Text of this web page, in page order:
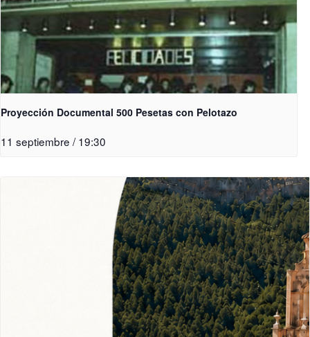
Proyección Documental 500 Pesetas con Pelotazo
11 septiembre / 19:30